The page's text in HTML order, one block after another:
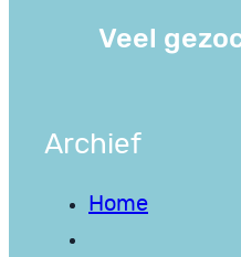
Veel
Archief
Home